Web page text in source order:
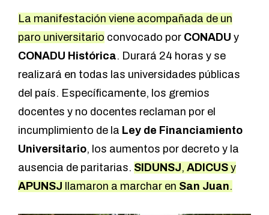
La manifestación viene acompañada de un
paro universitario convocado por CONADU y
CONADU Histórica. Durará 24 horas y se
realizará en todas las universidades públicas
del país. Específicamente, los gremios
docentes y no docentes reclaman por el
incumplimiento de la Ley de Financiamiento
Universitario, los aumentos por decreto y la
ausencia de paritarias. SIDUNSJ, ADICUS y
APUNSJ llamaron a marchar en San Juan.